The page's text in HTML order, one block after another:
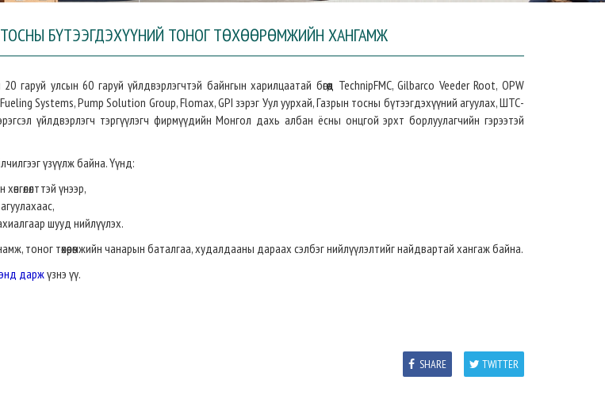
ТОСНЫ БҮТЭЭГДЭХҮҮНИЙ ТОНОГ ТӨХӨӨРӨМЖИЙН ХАНГАМЖ
гаруй улсын 60 гаруй үйлдвэрлэгчтэй байнгын харилцаатай бөгөөд TechnipFMC, Gilbarco Veeder Root, OPW
Systems, Pump Solution Group, Flomax, GPI зэрэг Уул уурхай, Газрын тосны бүтээгдэхүүний агуулах, ШТС-
үйлдвэрлэгч тэргүүлэгч фирмүүдийн Монгол дахь албан ёсны онцгой эрхт борлуулагчийн гэрээтэй
үзүүлж байна. Үүнд:
үнээр,
шууд нийлүүлэх.
тоног төхөөрөмжийн чанарын баталгаа, худалдааны дараах сэлбэг нийлүүлэлтийг найдвартай хангаж байна.
энд даржүзнэ үү.
TWITTER
SHARE